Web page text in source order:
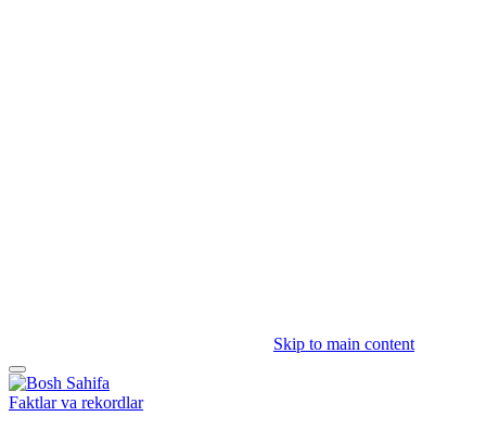
Skip to main content
Faktlar va rekordlar